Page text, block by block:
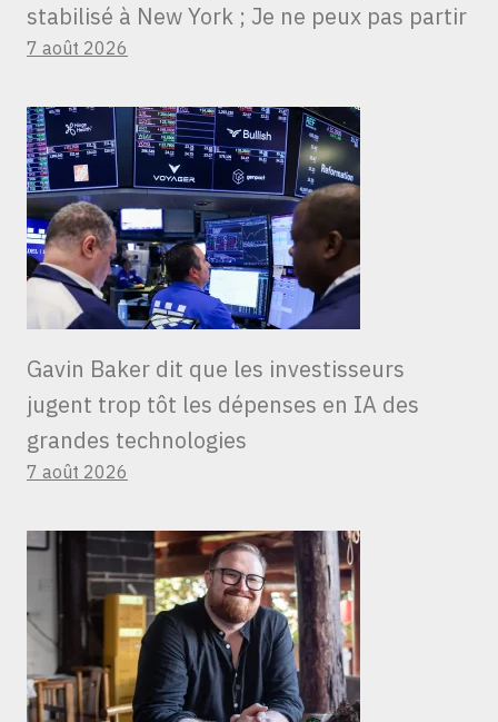
stabilisé à New York ; Je ne peux pas partir
7 août 2026
Gavin Baker dit que les investisseurs
jugent trop tôt les dépenses en IA des
grandes technologies
7 août 2026